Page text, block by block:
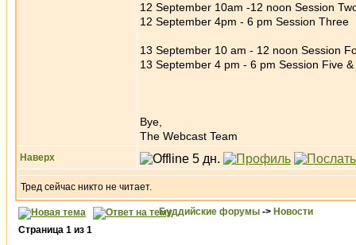
12 September 10am -12 noon Session
12 September 4pm - 6 pm Session Three
13 September 10 am - 12 noon Session
13 September 4 pm - 6 pm Session Five
Bye,
The Webcast Team
Наверх
Тред сейчас никто не читает.
Буддийские форумы -> Новости
Страница 1 из 1